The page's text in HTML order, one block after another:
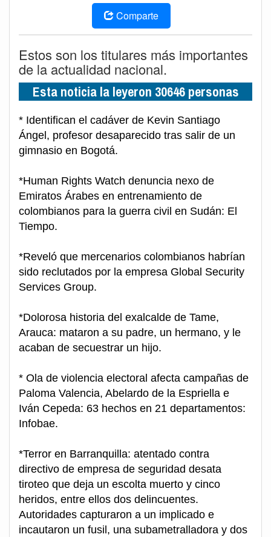
Comparte
Estos son los titulares más importantes
de la actualidad nacional.
Esta noticia la leyeron 30646 personas
* Identifican el cadáver de Kevin Santiago
Ángel, profesor desaparecido tras salir de un
gimnasio en Bogotá.
*Human Rights Watch denuncia nexo de
Emiratos Árabes en entrenamiento de
colombianos para la guerra civil en Sudán: El
Tiempo.
*Reveló que mercenarios colombianos habrían
sido reclutados por la empresa Global Security
Services Group.
*Dolorosa historia del exalcalde de Tame,
Arauca: mataron a su padre, un hermano, y le
acaban de secuestrar un hijo.
* Ola de violencia electoral afecta campañas de
Paloma Valencia, Abelardo de la Espriella e
Iván Cepeda: 63 hechos en 21 departamentos:
Infobae.
*Terror en Barranquilla: atentado contra
directivo de empresa de seguridad desata
tiroteo que deja un escolta muerto y cinco
heridos, entre ellos dos delincuentes.
Autoridades capturaron a un implicado e
incautaron un fusil, una subametralladora y dos